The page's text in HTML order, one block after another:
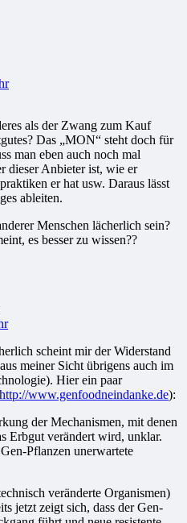
als der Zwang zum Kauf
Das „MON“ steht doch für
man eben auch noch mal
dieser Anbieter ist, wie er
er hat usw. Daraus lässt
ableiten.
Menschen lächerlich sein?
es besser zu wissen??
scheint mir der Widerstand
meiner Sicht übrigens auch im
Hier ein paar
http://www.genfoodneindanke.de):
der Mechanismen, mit denen
Erbgut verändert wird, unklar.
Pflanzen unerwartete
veränderte Organismen)
jetzt zeigt sich, dass der Gen-